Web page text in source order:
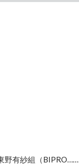
野有紗組（BIPRO……